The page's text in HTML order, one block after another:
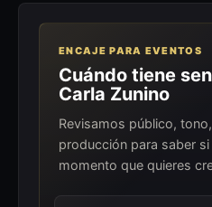
ENCAJE PARA EVENTOS
Cuándo tiene
Carla Zunino
Revisamos público,
producción para saber
momento que quieres